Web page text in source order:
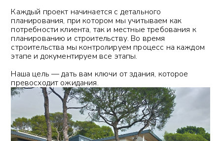
Каждый проект начинается с детального
планирования, при котором мы учитываем как
потребности клиента, так и местные требования к
планированию и строительству. Во время
строительства мы контролируем процесс на каждом
этапе и документируем все этапы.
Наша цель — дать вам ключи от здания, которое
превосходит ожидания.